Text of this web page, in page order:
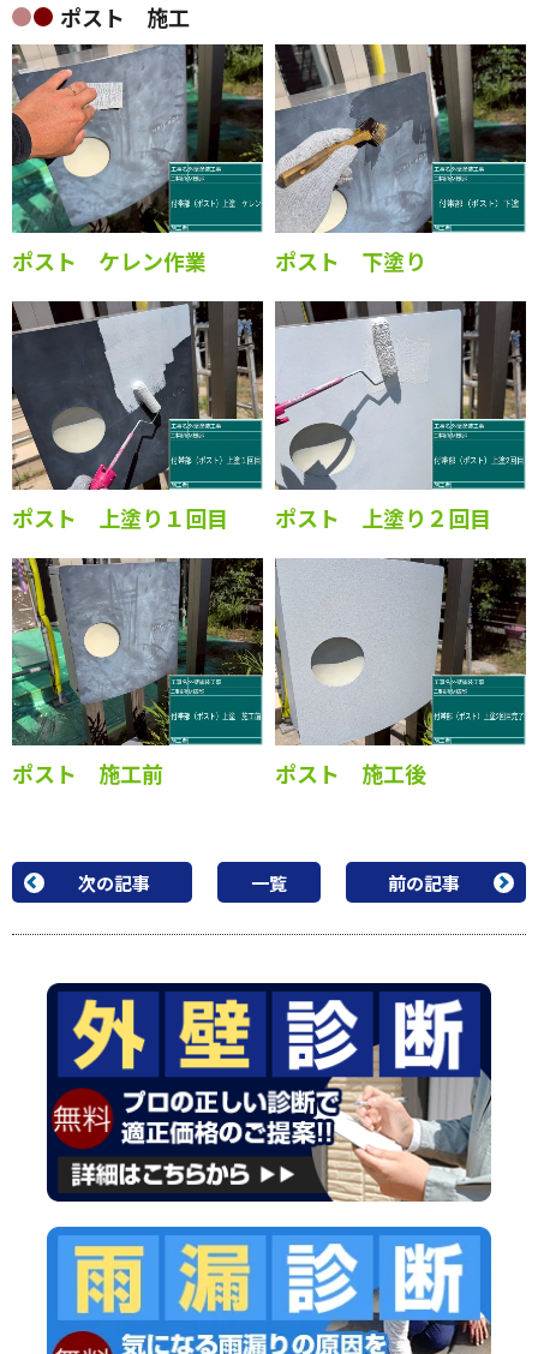
ポスト 施工
ポスト ケレン作業 ポスト 下塗り
ポスト 上塗り１回目 ポスト 上塗り２回目
ポスト 施工前 ポスト 施工後
次の記事 一覧 前の記事